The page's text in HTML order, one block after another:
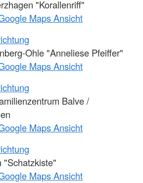
"Korallenriff"
Maps Ansicht
Ohle "Anneliese Pfeiffer"
Maps Ansicht
Balve /
Maps Ansicht
"Schatzkiste"
Maps Ansicht